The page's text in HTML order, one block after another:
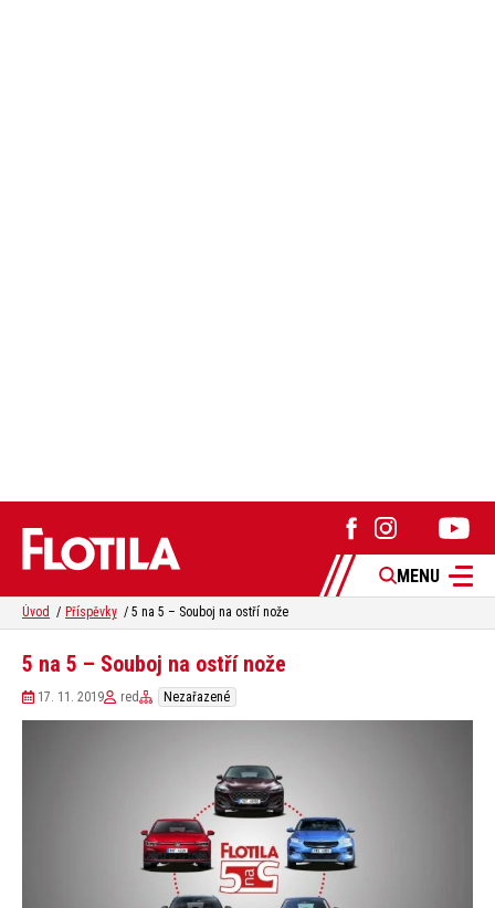
MENU
Úvod Příspěvky 5 na 5 – Souboj na ostří nože
5 na 5 – Souboj na ostří nože
17. 11. 2019 red Nezařazené